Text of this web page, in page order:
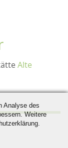
Alte
Analyse des
Weitere